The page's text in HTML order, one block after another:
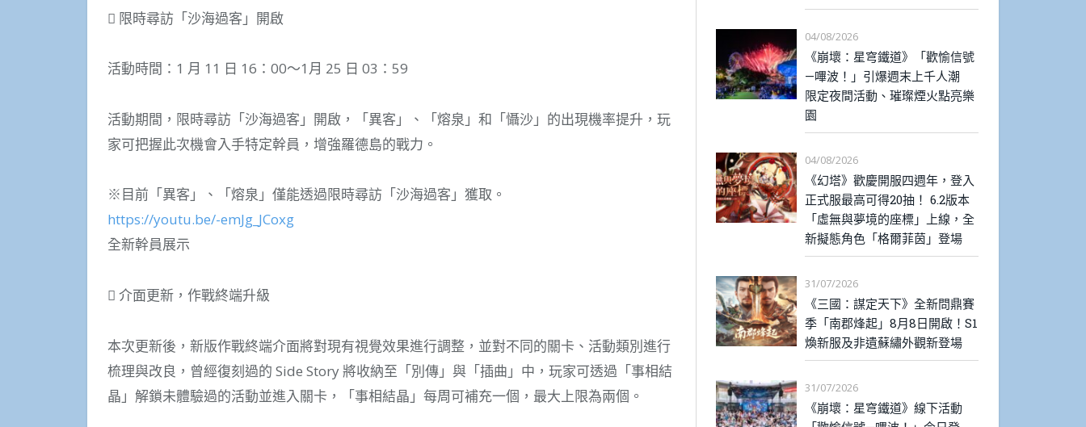
 限時尋訪「沙海過客」開啟
活動時間：1 月 11 日 16：00～1月 25 日 03：59
活動期間，限時尋訪「沙海過客」開啟，「異客」、「熔泉」和「懾沙」的出現機率提升，玩
家可把握此次機會入手特定幹員，增強羅德島的戰力。
※目前「異客」、「熔泉」僅能透過限時尋訪「沙海過客」獲取。
https://youtu.be/-emJg_JCoxg
全新幹員展示
 介面更新，作戰終端升級
本次更新後，新版作戰終端介面將對現有視覺效果進行調整，並對不同的關卡、活動類別進行
梳理與改良，曾經復刻過的 Side Story 將收納至「別傳」與「插曲」中，玩家可透過「事相結
晶」解鎖未體驗過的活動並進入關卡，「事相結晶」每周可補充一個，最大上限為兩個。
04/08/2026
《崩壞：星穹鐵道》「歡愉信號
—嗶波！」引爆週末上千人潮
限定夜間活動、璀璨煙火點亮樂
園
04/08/2026
《幻塔》歡慶開服四週年，登入
正式服最高可得20抽！ 6.2版本
「虛無與夢境的座標」上線，全
新擬態角色「格爾菲茵」登場
31/07/2026
《三國：謀定天下》全新問鼎賽
季「南郡烽起」8月8日開啟！S1
煥新服及非遺蘇繡外觀新登場
31/07/2026
《崩壞：星穹鐵道》線下活動